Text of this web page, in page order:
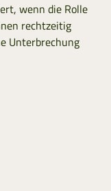
wenn die Rolle
rechtzeitig
Unterbrechung